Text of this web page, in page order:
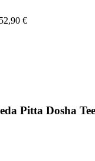
€
Pitta Dosha